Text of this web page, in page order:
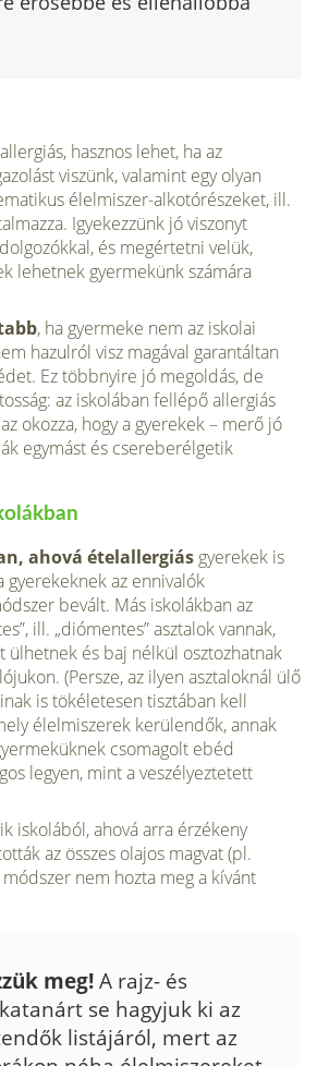
hasznos lehet, ha az
viszünk, valamint egy olyan
élelmiszer-alkotórészeket, ill.
Igyekezzünk jó viszonyt
és megértetni velük,
lehetnek gyermekünk számára
, ha gyermeke nem az iskolai
hazulról visz magával garantáltan
Ez többnyire jó megoldás, de
az iskolában fellépő allergiás
okozza, hogy a gyerekek – merő jó
egymást és csereberélgetik
ahová ételallergiás gyerekek is
gyerekek­nek az ennivalók
bevált. Más isko­lákban az
ill. „diómentes” asztalok vannak,
ülhetnek és baj nélkül osztoz­hatnak
(Persze, az ilyen asztalok­nál ülő
is tökéletesen tisztában kell
élelmiszerek kerülendők, annak
csomagolt ebéd
legyen, mint a veszélyeztetett
iskolából, ahová arra érzékeny
az összes olajos magvat (pl.
nem hozta meg a kívánt
meg!A rajz- és
se hagyjuk ki az
listá­járól, mert az